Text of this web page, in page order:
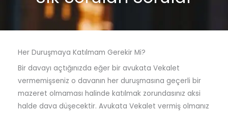
Her Duruşmaya Katılmam Gerekir Mi?
Bir davayı açtığınızda eğer bir avukata Vekalet
vermemişseniz o davanın her duruşmasına geçerli bir
mazeret olmaması halinde katılmak zorundasınız aksi
halde dava düşecektir. Avukata Vekalet vermiş olmanız